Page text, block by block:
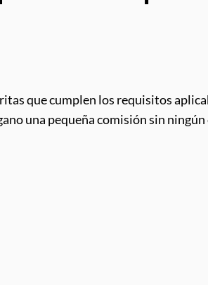
que cumplen los requisitos
una pequeña comisión sin